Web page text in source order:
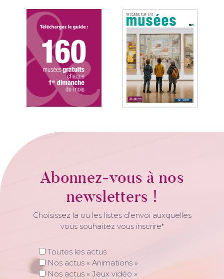
Abonnez-vous à nos
newsletters !
Choisissez la ou les listes d’envoi auxquelles
vous souhaitez vous inscrire*
Toutes les actus
Nos actus « Animations »
Nos actus « Jeux vidéo »